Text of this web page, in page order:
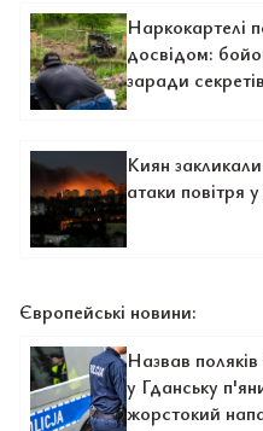
Наркокартелі
досвідом:
заради
Киян
атаки повітря
Європейські новини:
Назвав
у Гданську
жорстокий